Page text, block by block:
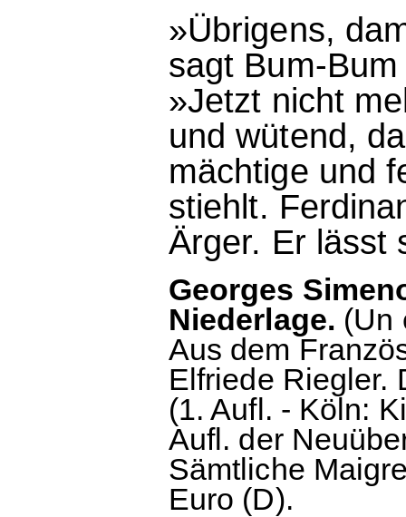
»Übrigens,
sagt Bum-
»Jetzt nicht
und wütend,
mächtige und
stiehlt.
Ärger. Er lässt
Georges
Niederlage. (Un
Aus dem
Elfriede Riegler.
(1. Aufl. - Köln:
Aufl. der
Sämtliche
Euro (D).